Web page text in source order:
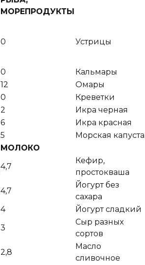
МОРЕПРОДУКТЫ
0 Устрицы
0
Кальмары
12
Омары
0
Креветки
2
Икра черная
6
Икра красная
5
Морская капуста
МОЛОКО
4,7
Кефир,
простокваша
4,7
Йогурт без
сахара
4
Йогурт сладкий
3
Сыр разных
сортов
2,8
Масло
сливочное